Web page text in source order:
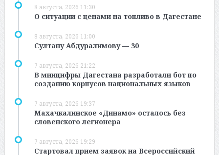
8 августа, 2026 11:30
О ситуации с ценами на топливо в Дагестане
8 августа, 2026 11:00
Султану Абдуралимову — 30
7 августа, 2026 21:22
В минцифры Дагестана разработали бот по
созданию корпусов национальных языков
7 августа, 2026 19:37
Махачкалинское «Динамо» осталось без
словенского легионера
7 августа, 2026 19:29
Стартовал прием заявок на Всероссийский